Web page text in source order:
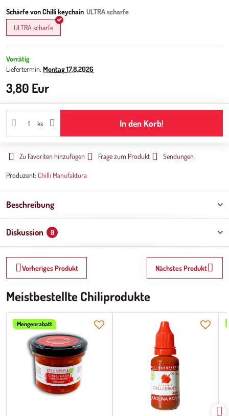
Schärfe von Chilli keychain
ULTRA scharfe
Vorrätig
Liefertermin: Montag17.8.2026
3,80 Eur
ks In den Korb!
Zu Favoriten hinzufügen Frage zum Produkt Sendungen
Produzent: Chilli Manufaktura
Beschreibung
Diskussion 0
Vorheriges Produkt Nächstes Produkt
Meistbestellte Chiliprodukte
Mengenrabatt